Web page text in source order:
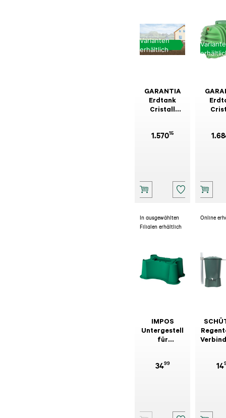
Varianten
erhältlich
GARANTIA
Erdtank
Cristall
begehbar
1.57015
In ausgewählten
Filialen erhältlich
IMPOS
Untergestell
für
und 300L
3499
Online
14